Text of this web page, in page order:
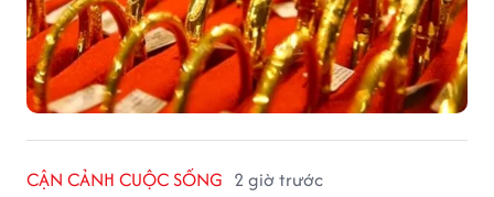
CẬN CẢNH CUỘC SỐNG 2 giờ trước